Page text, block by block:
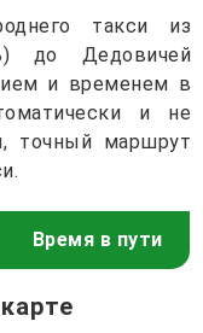
такси из
до Дедовичей
и временем в
и не
точный маршрут
Время в пути